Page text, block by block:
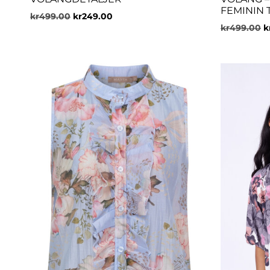
kr499.00 kr249.00
FEMININ
kr499.00